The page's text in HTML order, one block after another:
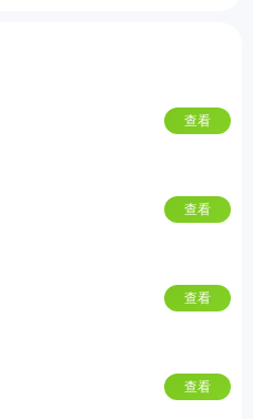
查看
查看
查看
查看